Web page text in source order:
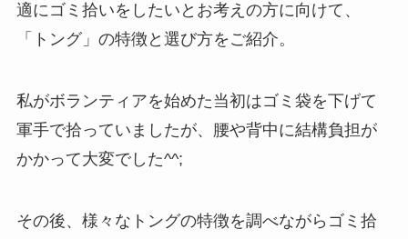
適にゴミ拾いをしたいとお考えの方に向けて、
「トング」の特徴と選び方をご紹介。
私がボランティアを始めた当初はゴミ袋を下げて
軍手で拾っていましたが、腰や背中に結構負担が
かかって大変でした^^;
その後、様々なトングの特徴を調べながらゴミ拾